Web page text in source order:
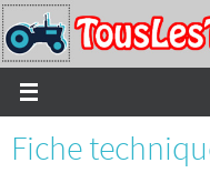
Passer
vers
le
contenu
Fiche